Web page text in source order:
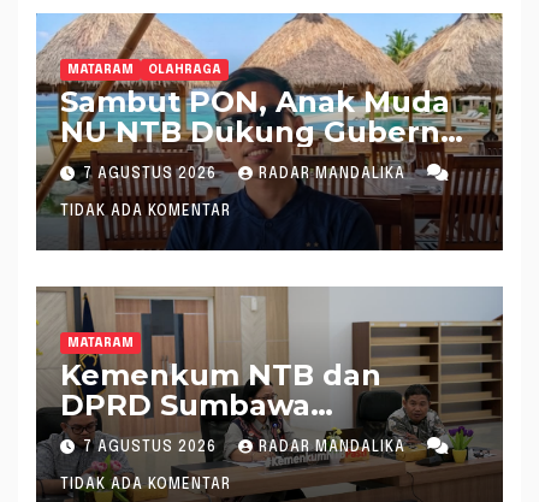
MATARAM OLAHRAGA
Sambut PON, Anak Muda
NU NTB Dukung Gubernur
Pimpin KONI NTB
7 AGUSTUS 2026 RADAR MANDALIKA
TIDAK ADA KOMENTAR
MATARAM
Kemenkum NTB dan
DPRD Sumbawa
Mantapkan Rencana
Pembentukan 8 Raperda
7 AGUSTUS 2026 RADAR MANDALIKA
TIDAK ADA KOMENTAR